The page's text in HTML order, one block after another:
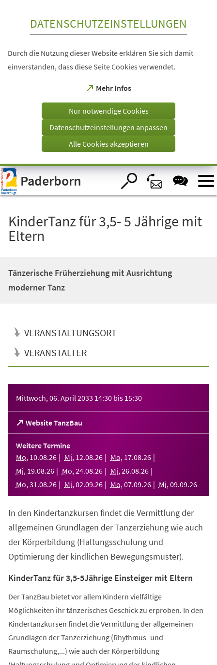
Visuelle
Assistenzsoftware
öffnen.
DATENSCHUTZEINSTELLUNGEN
Durch die Nutzung dieser Website erklären Sie sich damit
einverstanden, dass diese Seite Cookies verwendet.
Mehr Infos
(Öffnet
einem
Tab)
Nur notwendige Cookies
Datenschutzeinstellungen anpassen
Alle Cookies akzeptieren
Paderborn
KinderTanz für 3,5- 5 Jährige mit
Eltern
Tänzerische Früherziehung mit Ausrichtung
moderner Tanz
VERANSTALTUNGSORT
VERANSTALTER
Mittwoch, 06. April 2033 14:30 bis 15:30
Website TanzBau
(Öffnet
in
einem
neuen
Tab)
Weitere Termine
Mo, 10.08.26 Mi, 12.08.26 Mo, 17.08.26
Mi, 19.08.26 Mo, 24.08.26 Mi, 26.08.26
Mo, 31 .08.26 Mi, 02.09.26 Mo, 07.09.26 Mi, 09.09.26
In den Kindertanzkursen findet die Vermittlung der
allgemeinen Grundlagen der Tanzerziehung wie auch
der Körperbildung (Haltungsschulung und
Optimierung der kindlichen Bewegungsmuster).
KinderTanz für 3,5-5Jährige Einsteiger mit Eltern
Der TanzBau bietet vor allem Kindern vielfältige
Möglichkeiten ihr tänzerisches Geschick zu erproben. In den
Kindertanzkursen findet die Vermittlung der allgemeinen
Grundlagen der Tanzerziehung (Rhythmus- und
Raumschulung,...) wie auch der Körperbildung